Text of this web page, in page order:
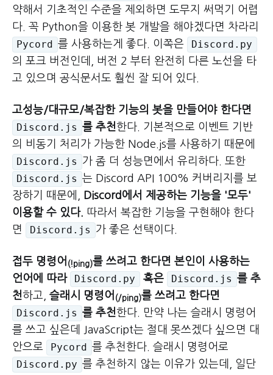
약해서 기초적인 수준을 제외하면 도무지 써먹기 어렵
다. 꼭 Python을 이용한 봇 개발을 해야겠다면 차라리
Pycord 를 사용하는게 좋다. 이쪽은 Discord.py
의 포크 버전인데, 버전 2 부터 완전히 다른 노선을 타
고 있으며 공식문서도 훨씬 잘 되어 있다.
고성능/대규모/복잡한 기능의 봇을 만들어야 한다면
Discord.js 를 추천한다. 기본적으로 이벤트 기반
의 비동기 처리가 가능한 Node.js를 사용하기 때문에
Discord.js 가 좀 더 성능면에서 유리하다. 또한
Discord.js 는 Discord API 100% 커버리지를 보
장하기 때문에,
Discord에서 제공하는 기능을 '모두'
이용할 수 있다. 따라서 복잡한 기능을 구현해야 한다
면
Discord.js 가 좋은 선택이다.
접두 명령어 (!ping)를 쓰려고 한다면 본인이 사용하는
언어에 따라
Discord.py 혹은 Discord.js 를 추
천하고, 슬래시 명령어 (/ping)를 쓰려고 한다면
Discord.js 를 추천한다. 만약 나는 슬래시 명령어
를 쓰고 싶은데 JavaScript는 절대 못쓰겠다 싶으면 대
안으로
Pycord 를 추천한다. 슬래시 명령어로
Discord.py 를 추천하지 않는 이유가 있는데, 일단